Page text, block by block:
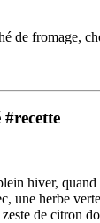
de fromage,
hiver,
une herbe
de citron